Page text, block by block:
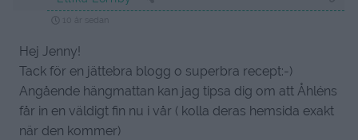
10 år sedan
Hej Jenny!
Tack för en jättebra blogg o superbra recept:-)
Angående hängmattan kan jag tipsa dig om att Åhléns
får in en väldigt fin nu i vår ( kolla deras hemsida exakt
när den kommer)